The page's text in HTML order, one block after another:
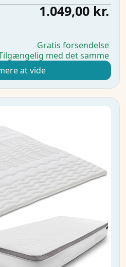
1.049,00 kr.
Gratis forsendelse
med det samme
at vide